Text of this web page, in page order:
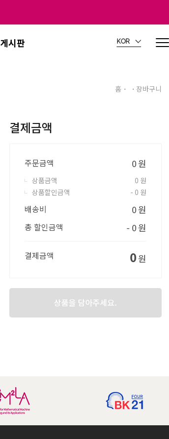
게시판 KOR
홈 장바구니
결제금액
주문금액 0원
상품금액 0 원
상품할인금액
- 0 원
배송비 0원
총 할인금액 - 0원
결제금액 0원
상품을 담아주세요.